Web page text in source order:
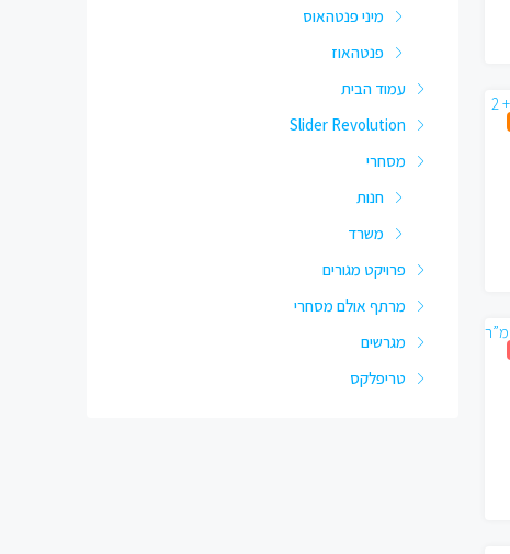
מיני פנטהאוס
פנטהאוז
עמוד הבית
Slider Revolution
מסחרי
חנות
משרד
פרויקט מגורים
מרתף אולם מסחרי
מגרשים
טריפלקס